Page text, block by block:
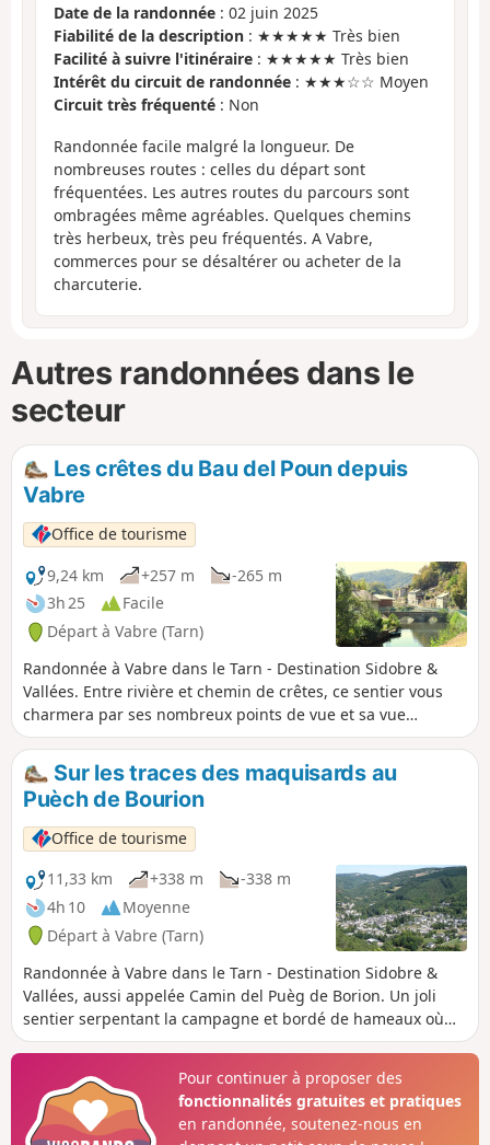
Date de la randonnée : 02 juin 2025
Fiabilité de la description : ★★★★★ Très bien
Facilité à suivre l'itinéraire : ★★★★★ Très bien
Intérêt du circuit de randonnée : ★★★☆☆ Moyen
Circuit très fréquenté : Non
Randonnée facile malgré la longueur. De
nombreuses routes : celles du départ sont
fréquentées. Les autres routes du parcours sont
ombragées même agréables. Quelques chemins
très herbeux, très peu fréquentés. A Vabre,
commerces pour se désaltérer ou acheter de la
charcuterie.
Autres randonnées dans le
secteur
Les crêtes du Bau del Poun depuis
Vabre
Office de tourisme
9,24 km
+257 m
-265 m
3h 25
Facile
Départ à Vabre (Tarn)
Randonnée à Vabre dans le Tarn - Destination Sidobre &
Vallées. Entre rivière et chemin de crêtes, ce sentier vous
charmera par ses nombreux points de vue et sa vue
panoramique sur le village de Vabre. Sentier de randonnée,
en pleine nature, longeant le Gijou, en grande partie
ombragée, agrémenté de magnifiques points de vue sur le
chemin des crêtes.Vous pourrez également profiter de la
visite du village de Vabre, avec son beffroi datant du XIIIe
siècle, son exposition Maquis, son temple et ses nombreux
lavoirs restaurés (visite guidée proposée en juillet et août,
le mardi matin, sur réservation auprès de l’office de
tourisme).
Sur les traces des maquisards au
Puèch de Bourion
Office de tourisme
11,33 km
+338 m
-338 m
4h 10
Moyenne
Départ à Vabre (Tarn)
Randonnée à Vabre dans le Tarn - Destination Sidobre &
Vallées, aussi appelée Camin del Puèg de Borion. Un joli
sentier serpentant la campagne et bordé de hameaux où
vous profiterez de plusieurs beaux panoramas. Après le
où vous apprécierez deux belles voûtes de granit.En fin de
parcours, prenez le temps de vous promener dans le
charmant village de Vabre à la découverte de son beffroi : le
Pour continuer à proposer des
fonctionnalités gratuites et pratiques
en randonnée, soutenez-nous en